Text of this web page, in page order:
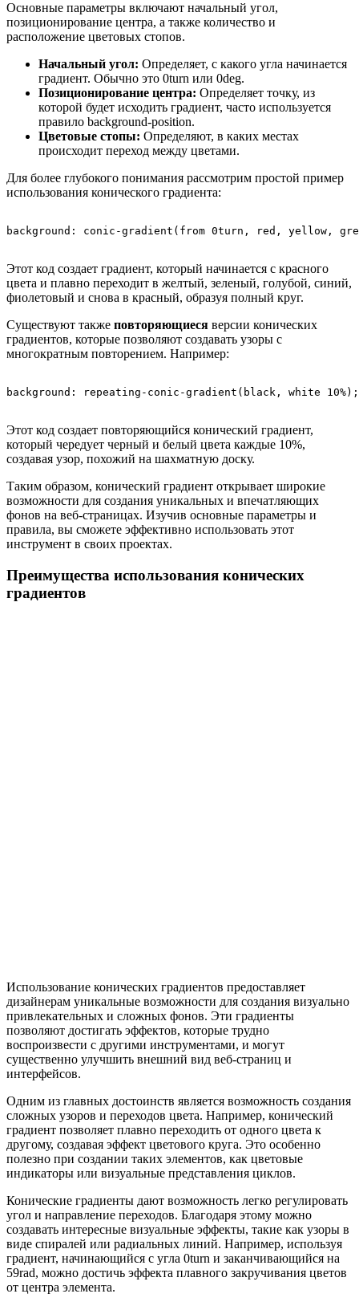
Основные параметры включают начальный угол,
позиционирование центра, а также количество и
расположение цветовых стопов.
Начальный угол: Определяет, с какого угла начинается
градиент. Обычно это 0turn или 0deg.
Позиционирование центра: Определяет точку, из
которой будет исходить градиент, часто используется
правило background-position.
Цветовые стопы: Определяют, в каких местах
происходит переход между цветами.
Для более глубокого понимания рассмотрим простой пример
использования конического градиента:
Этот код создает градиент, который начинается с красного
цвета и плавно переходит в желтый, зеленый, голубой, синий,
фиолетовый и снова в красный, образуя полный круг.
Существуют также повторяющиеся версии конических
градиентов, которые позволяют создавать узоры с
многократным повторением. Например:
Этот код создает повторяющийся конический градиент,
который чередует черный и белый цвета каждые 10%,
создавая узор, похожий на шахматную доску.
Таким образом, конический градиент открывает широкие
возможности для создания уникальных и впечатляющих
фонов на веб-страницах. Изучив основные параметры и
правила, вы сможете эффективно использовать этот
инструмент в своих проектах.
Преимущества использования конических
градиентов
Использование конических градиентов предоставляет
дизайнерам уникальные возможности для создания визуально
привлекательных и сложных фонов. Эти градиенты
позволяют достигать эффектов, которые трудно
воспроизвести с другими инструментами, и могут
существенно улучшить внешний вид веб-страниц и
интерфейсов.
Одним из главных достоинств является возможность создания
сложных узоров и переходов цвета. Например, конический
градиент позволяет плавно переходить от одного цвета к
другому, создавая эффект цветового круга. Это особенно
полезно при создании таких элементов, как цветовые
индикаторы или визуальные представления циклов.
Конические градиенты дают возможность легко регулировать
угол и направление переходов. Благодаря этому можно
создавать интересные визуальные эффекты, такие как узоры в
виде спиралей или радиальных линий. Например, используя
градиент, начинающийся с угла 0turn и заканчивающийся на
59rad, можно достичь эффекта плавного закручивания цветов
от центра элемента.